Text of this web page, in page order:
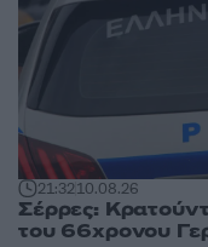
21:3210.08.26
Σέρρες:
του 66χρονου